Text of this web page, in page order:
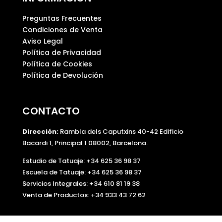
Preguntas Frecuentes
Condiciones de Venta
Aviso Legal
Política de Privacidad
Política de Cookies
Política de Devolución
CONTACTO
Dirección:Rambla dels Caputxins 40-42 Edificio
Bacardi 1, Principal 1 08002, Barcelona.
Estudio de Tatuaje: +34 625 36 98 37
Escuela de Tatuaje: +34 625 36 98 37
Servicios Integrales: +34 610 81 19 38
Venta de Productos: +34 933 43 72 62